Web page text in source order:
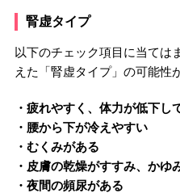
腎虚タイプ
以下のチェック項目に当ては
えた「腎虚タイプ」の可能性
・疲れやすく、体力が低下し
・腰から下が冷えやすい
・むくみがある
・皮膚の乾燥がすすみ、かゆ
・夜間の頻尿がある